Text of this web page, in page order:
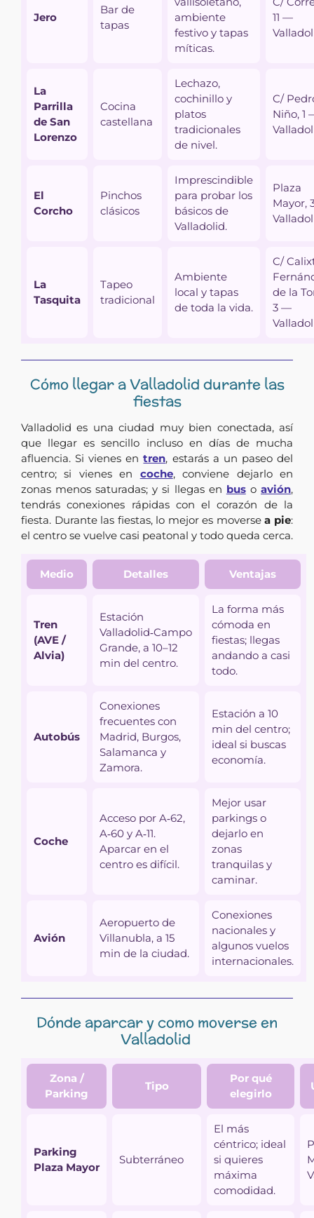
Jero
Bar de
tapas
ambiente
festivo y tapas
míticas.
11 —
La
Parrilla
de San
Lorenzo
Cocina
castellana
Lechazo,
cochinillo y
platos
tradicionales
de nivel.
C/
Niño, 1
El
Corcho
Pinchos
clásicos
Imprescindible
para probar los
básicos de
Valladolid.
Plaza
Mayor,
La
Tasquita
Tapeo
tradicional
Ambiente
local y tapas
de toda la vida.
C/
de la
3 —
Cómo llegar a Valladolid durante las
fiestas
Valladolid es una ciudad muy bien conectada, así
que llegar es sencillo incluso en días de mucha
afluencia. Si vienes entren, estarás a un paseo del
centro; si vienes en coche, conviene dejarlo en
zonas menos saturadas; y si llegas en busoavión,
tendrás conexiones rápidas con el corazón de la
fiesta. Durante las fiestas, lo mejor es moversea pie:
el centro se vuelve casi peatonal y todo queda cerca.
Medio Detalles Ventajas
Tren
(AVE /
Alvia)
Estación
Valladolid‑Campo
Grande, a 10–12
min del centro.
La forma más
cómoda en
fiestas; llegas
andando a casi
todo.
Autobús
Conexiones
frecuentes con
Madrid, Burgos,
Salamanca y
Zamora.
Estación a 10
min del centro;
ideal si buscas
economía.
Coche
Acceso por A‑62,
A‑60 y A‑11.
Aparcar en el
centro es difícil.
Mejor usar
parkings o
dejarlo en
zonas
tranquilas y
caminar.
Avión
Aeropuerto de
Villanubla, a 15
min de la ciudad.
Conexiones
nacionales y
algunos vuelos
internacionales.
Dónde aparcar y como moverse en
Valladolid
Zona /
Parking
Tipo
Por qué
elegirlo
Parking
Plaza Mayor
Subterráneo
El más
céntrico; ideal
si quieres
máxima
comodidad.